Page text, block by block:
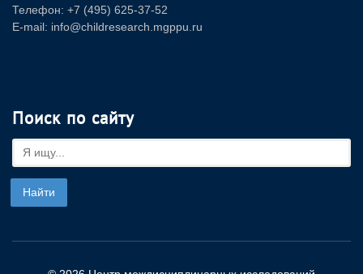
Телефон: +7 (495) 625-37-52
E-mail: info@childresearch.mgppu.ru
Поиск по сайту